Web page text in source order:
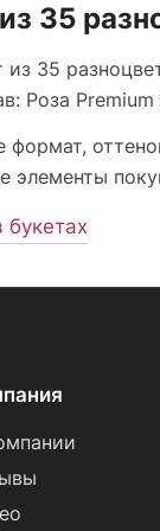
35
из 35
Роза
формат,
элементы
букетах